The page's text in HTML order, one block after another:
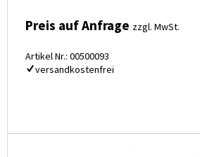
Preis auf Anfrage zzgl. MwSt.
Artikel Nr.: 00500093
versandkostenfrei